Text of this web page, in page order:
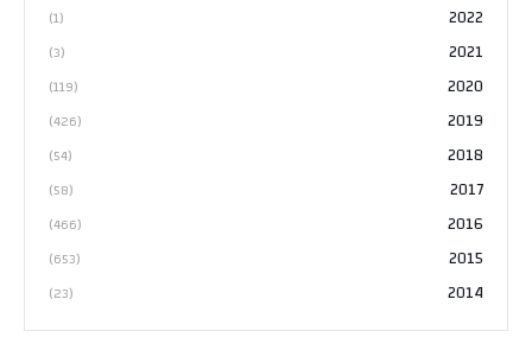
2022
(1)
2021
(3)
2020
(119)
2019
(426)
2018
(54)
2017
(58)
2016
(466)
2015
(653)
2014
(23)